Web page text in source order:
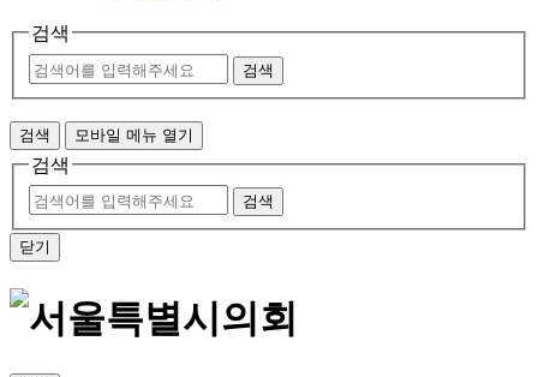
검색
검색
검색 모바일 메뉴 열기
검색
검색
닫기